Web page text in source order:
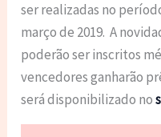
ser realizadas no
março de 2019. A
poderão ser inscritos
vencedores ganharão
será disponibilizado no